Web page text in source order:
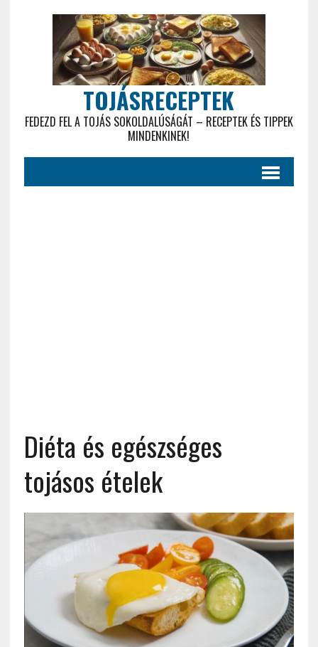
TOJÁSRECEPTEK
FEDEZD FEL A TOJÁS SOKOLDALÚSÁGÁT – RECEPTEK ÉS TIPPEK
MINDENKINEK!
Diéta és egészséges
tojásos ételek